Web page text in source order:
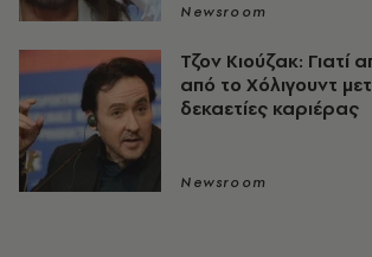
Newsroom
Τζον Κιούζακ: Γιατί
από το Χόλιγουντ
δεκαετίες καριέρας
Newsroom